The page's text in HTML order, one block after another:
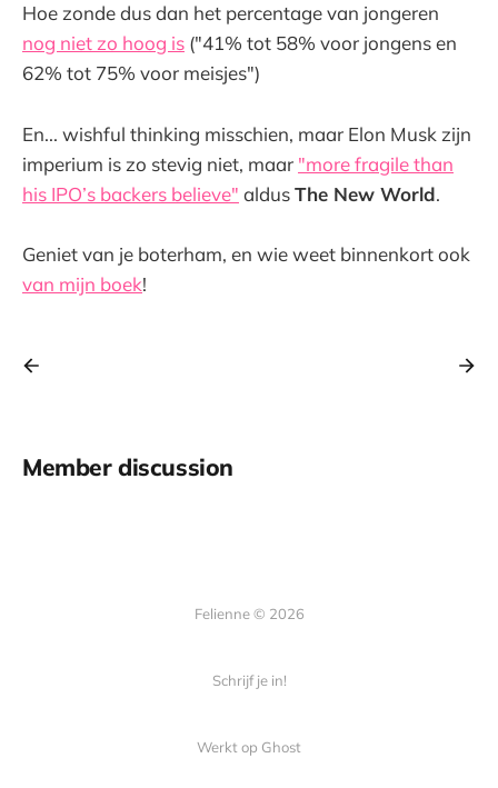
Hoe zonde dus dan het percentage van jongeren
nog niet zo hoog is ("41% tot 58% voor jongens en
62% tot 75% voor meisjes")
En... wishful thinking misschien, maar Elon Musk zijn
imperium is zo stevig niet, maar "more fragile than
his IPO’s backers believe" aldusThe New World.
Geniet van je boterham, en wie weet binnenkort ook
van mijn boek!
Member discussion
Felienne © 2026
Schrijf je in!
Werkt op Ghost